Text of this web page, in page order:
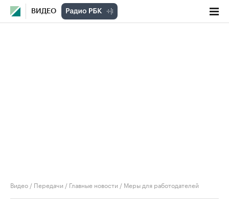
ВИДЕО
Видео / Передачи / Главные новости / Меры для работодателей